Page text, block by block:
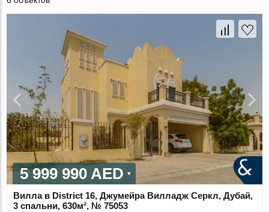
5 999 990 AED
Вилла в District 16, Джумейра Вилладж Серкл, Дубай,
3 спальни, 630м², № 75053